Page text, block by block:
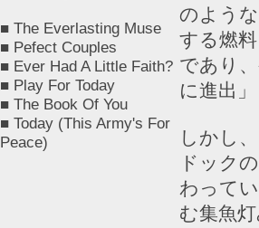
■ The Everlasting Muse
■ Pefect Couples
■ Ever Had A Little Faith?
■ Play For Today
■ The Book Of You
■ Today (This Army's For
Peace)
のよう
する燃
であり
に進出
しかし
ドック
わって
む集魚